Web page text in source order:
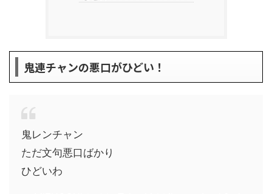
鬼連チャンの悪口がひどい！
鬼レンチャン
ただ文句悪口ばかり
ひどいわ